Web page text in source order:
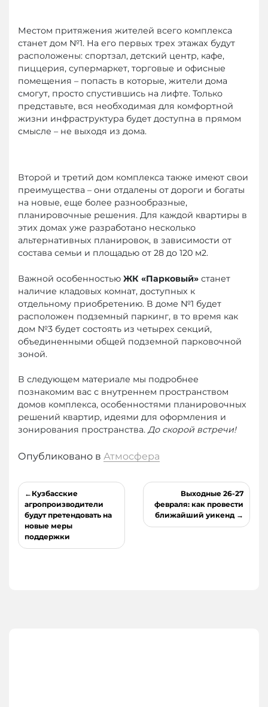
Местом притяжения жителей всего комплекса
станет дом №1. На его первых трех этажах будут
расположены: спортзал, детский центр, кафе,
пиццерия, супермаркет, торговые и офисные
помещения – попасть в которые, жители дома
смогут, просто спустившись на лифте. Только
представьте, вся необходимая для комфортной
жизни инфраструктура будет доступна в прямом
смысле – не выходя из дома.
Второй и третий дом комплекса также имеют свои
преимущества – они отдалены от дороги и богаты
на новые, еще более разнообразные,
планировочные решения. Для каждой квартиры в
этих домах уже разработано несколько
альтернативных планировок, в зависимости от
состава семьи и площадью от 28 до 120 м2.
Важной особенностью ЖК «Парковый» станет
наличие кладовых комнат, доступных к
отдельному приобретению. В доме №1 будет
расположен подземный паркинг, в то время как
дом №3 будет состоять из четырех секций,
объединенными общей подземной парковочной
зоной.
В следующем материале мы подробнее
познакомим вас с внутреннем пространством
домов комплекса, особенностями планировочных
решений квартир, идеями для оформления и
зонирования пространства. До скорой встречи!
Опубликовано в Атмосфера
Навигация
по
записям
Кузбасские
агропроизводители
будут претендовать на
новые меры
поддержки
Выходные 26-27
февраля: как провести
ближайший уикенд